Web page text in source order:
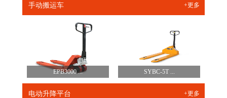
手动搬运车 +更多
EPB3000 ... SYBC-5T ...
电动升降平台 +更多